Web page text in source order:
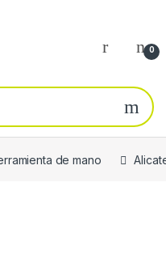
0
de mano